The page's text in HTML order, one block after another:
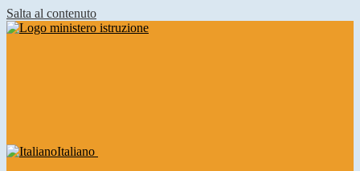
Salta al contenuto
Italiano